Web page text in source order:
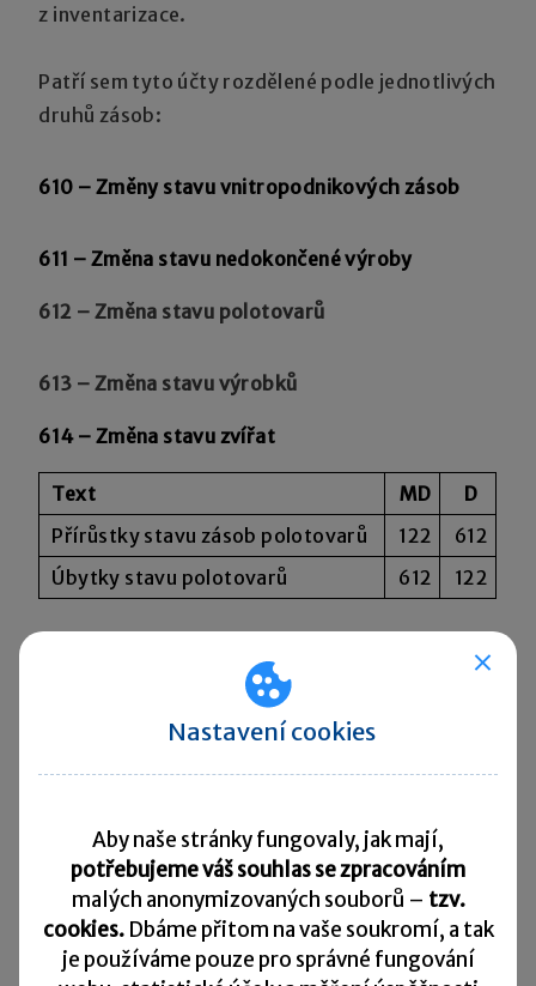
z inventarizace.
Patří sem tyto účty rozdělené podle jednotlivých
druhů zásob:
610 – Změny stavu vnitropodnikových zásob
611 – Změna stavu nedokončené výroby
612 – Změna stavu polotovarů
613 – Změna stavu výrobků
614 – Změna stavu zvířat
Text MD
D
Přírůstky stavu zásob polotovarů
122
612
Úbytky stavu polotovarů
612 122
Skupina 62 – Aktivace
Jedná se o aktivaci materiálu, zboží, služeb či
A patří sem tyto účty:
620 – Aktivace
Nastavení cookies
Aby naše stránky fungovaly, jak mají,
potřebujeme váš souhlas se zpracováním
malých anonymizovaných souborů – tzv.
cookies. Dbáme přitom na vaše soukromí, a tak
je používáme pouze pro správné fungování